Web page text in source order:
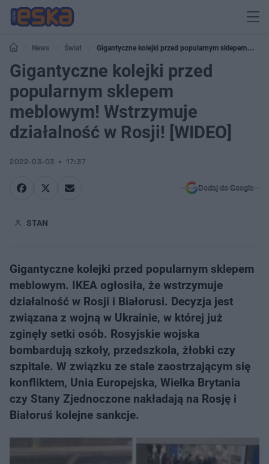
News Świat
Gigantyczne kolejki przed popularnym sklepem
meblowym! Wstrzymuje działalność w Rosji! [WIDEO]
Gigantyczne kolejki przed
popularnym sklepem
meblowym! Wstrzymuje
działalność w Rosji! [WIDEO]
2022-03-03 17:37
Dodaj do Google
STAN
Gigantyczne kolejki przed popularnym sklepem
meblowym. IKEA ogłosiła, że wstrzymuje
działalność w Rosji i Białorusi. Decyzja jest
związana z wojną w Ukrainie, w której już
zginęły setki osób. Rosyjskie wojska
bombardują szkoły, przedszkola, żłobki czy
szpitale. W związku ze stale zaostrzającym się
konfliktem, Unia Europejska, Wielka Brytania
czy Stany Zjednoczone nakładają na Rosję i
Białoruś kolejne sankcje.